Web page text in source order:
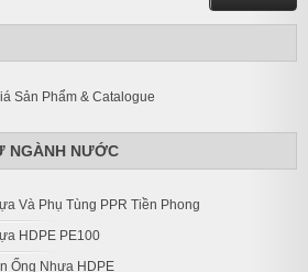
Sản Phẩm & Catalogue
NGÀNH NƯỚC
Và Phụ Tùng PPR Tiền Phong
HDPE PE100
Ống Nhựa HDPE